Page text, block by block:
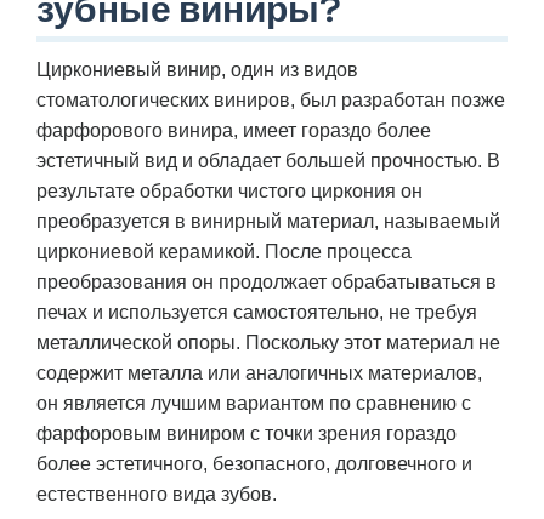
зубные виниры?
Циркониевый винир, один из видов
стоматологических виниров, был разработан позже
фарфорового винира, имеет гораздо более
эстетичный вид и обладает большей прочностью. В
результате обработки чистого циркония он
преобразуется в винирный материал, называемый
циркониевой керамикой. После процесса
преобразования он продолжает обрабатываться в
печах и используется самостоятельно, не требуя
металлической опоры. Поскольку этот материал не
содержит металла или аналогичных материалов,
он является лучшим вариантом по сравнению с
фарфоровым виниром с точки зрения гораздо
более эстетичного, безопасного, долговечного и
естественного вида зубов.